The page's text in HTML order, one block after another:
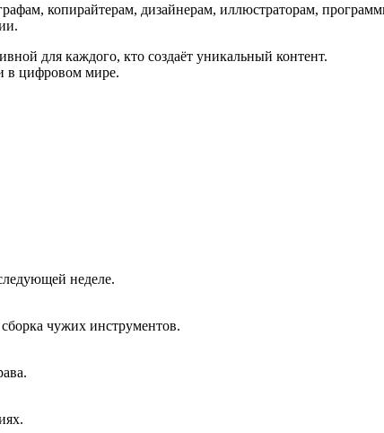
копирайтерам, дизайнерам, иллюстраторам,
для каждого, кто создаёт уникальный контент.
в цифровом мире.
неделе.
чужих инструментов.